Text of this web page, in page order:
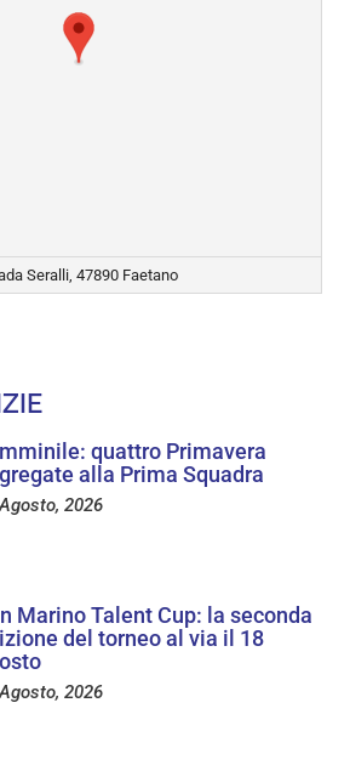
Seralli, 47890 Faetano
quattro Primavera
alla Prima Squadra
2026
Marino Talent Cup: la seconda
del torneo al via il 18
2026